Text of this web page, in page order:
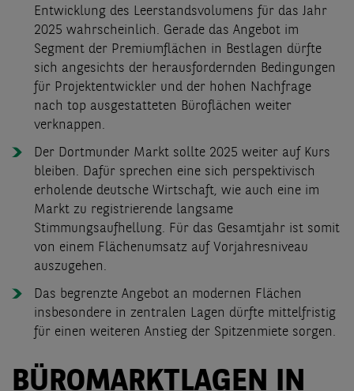
Entwicklung des Leerstandsvolumens für das Jahr
2025 wahrscheinlich. Gerade das Angebot im
Segment der Premiumflächen in Bestlagen dürfte
sich angesichts der herausfordernden Bedingungen
für Projektentwickler und der hohen Nachfrage
nach top ausgestatteten Büroflächen weiter
verknappen.
Der Dortmunder Markt sollte 2025 weiter auf Kurs
bleiben. Dafür sprechen eine sich perspektivisch
erholende deutsche Wirtschaft, wie auch eine im
Markt zu registrierende langsame
Stimmungsaufhellung. Für das Gesamtjahr ist somit
von einem Flächenumsatz auf Vorjahresniveau
auszugehen.
Das begrenzte Angebot an modernen Flächen
insbesondere in zentralen Lagen dürfte mittelfristig
für einen weiteren Anstieg der Spitzenmiete sorgen.
BÜROMARKTLAGEN IN